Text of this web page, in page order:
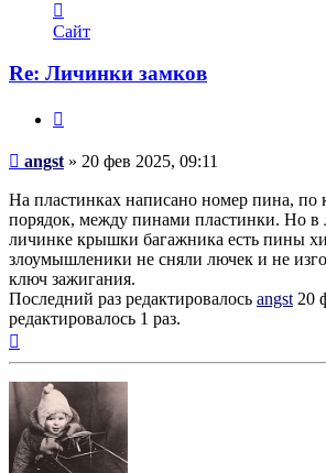
информация
пользователя
Сайт
Re: Личинки замков
Сообщение
angst » 20 фев 2025, 09:11
На пластинках написано номер пина, по
порядок, между пинами пластинки. Но в
личинке крышки багажника есть пины
злоумышленики не сняли лючек и не
ключ зажигания.
Последний раз редактировалось angst 20
редактировалось 1 раз.